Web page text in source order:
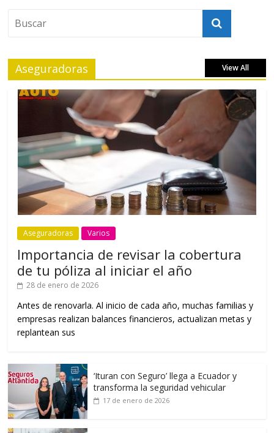
Aseguradoras View All
Aseguradoras Varios
Importancia de revisar la cobertura
de tu póliza al iniciar el año
28 de enero de 2026
Antes de renovarla. Al inicio de cada año, muchas familias y
empresas realizan balances financieros, actualizan metas y
replantean sus
‘Ituran con Seguro’ llega a Ecuador y
transforma la seguridad vehicular
17 de enero de 2026